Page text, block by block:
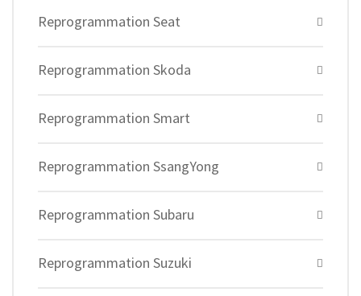
Reprogrammation Seat
Reprogrammation Skoda
Reprogrammation Smart
Reprogrammation SsangYong
Reprogrammation Subaru
Reprogrammation Suzuki